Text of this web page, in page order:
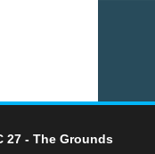
27 - The Grounds